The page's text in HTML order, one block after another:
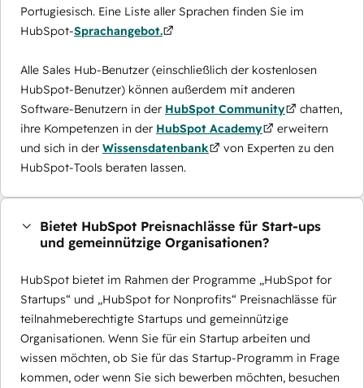
Portugiesisch. Eine Liste aller Sprachen finden Sie im
HubSpot-Sprachangebot.
Alle Sales Hub-Benutzer (einschließlich der kostenlosen
HubSpot-Benutzer) können außerdem mit anderen
Software-Benutzern in der HubSpot Community
chatten,
ihre Kompetenzen in der HubSpot Academy
erweitern
und sich in der Wissensdatenbank
von Experten zu den
HubSpot-Tools beraten lassen.
Bietet HubSpot Preisnachlässe für Start-ups
und gemeinnützige Organisationen?
HubSpot bietet im Rahmen der Programme „HubSpot for
Startups“ und „HubSpot for Nonprofits“ Preisnachlässe für
teilnahmeberechtigte Startups und gemeinnützige
Organisationen. Wenn Sie für ein Startup arbeiten und
wissen möchten, ob Sie für das Startup-Programm in Frage
kommen, oder wenn Sie sich bewerben möchten, besuchen